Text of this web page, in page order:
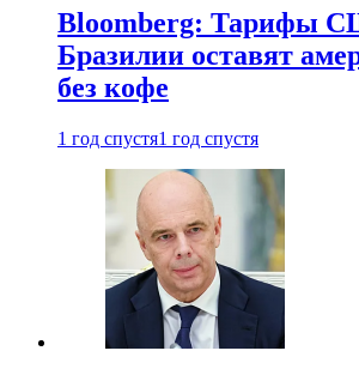
Bloomberg: Тарифы
Бразилии оставят
без кофе
1 год спустя1 год спустя